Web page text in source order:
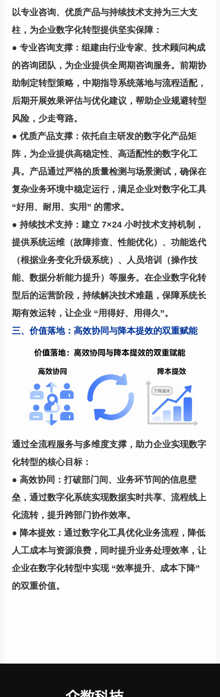
以专业咨询、优质产品与持续技术支持为三大支
柱，为企业数字化转型提供坚实保障：
● 专业咨询支撑：组建由行业专家、技术顾问构成
的咨询团队，为企业提供全周期咨询服务。前期协
助制定转型策略，中期指导系统落地与流程适配，
后期开展效果评估与优化建议，帮助企业规避转型
风险，少走弯路。
● 优质产品支撑：依托自主研发的数字化产品矩
阵，为企业提供高稳定性、高适配性的数字化工
具。产品通过严格的质量检测与场景测试，确保在
复杂业务环境中稳定运行，满足企业对数字化工具
“好用、耐用、实用” 的需求。
● 持续技术支持：建立 7×24 小时技术支持机制，
提供系统运维（故障排查、性能优化）、功能迭代
（根据业务变化升级系统）、人员培训（操作技
能、数据分析能力提升）等服务。在企业数字化转
型后的运营阶段，持续解决技术难题，保障系统长
期有效运转，让企业 “用得好、用得久”。
三、价值落地：高效协同与降本提效的双重赋能
通过全流程服务与多维度支撑，助力企业实现数字
化转型的核心目标：
● 高效协同：打破部门间、业务环节间的信息壁
垒，通过数字化系统实现数据实时共享、流程线上
化流转，提升跨部门协作效率。
● 降本提效：通过数字化工具优化业务流程，降低
人工成本与资源浪费，同时提升业务处理效率，让
企业在数字化转型中实现 “效率提升、成本下降”
的双重价值。